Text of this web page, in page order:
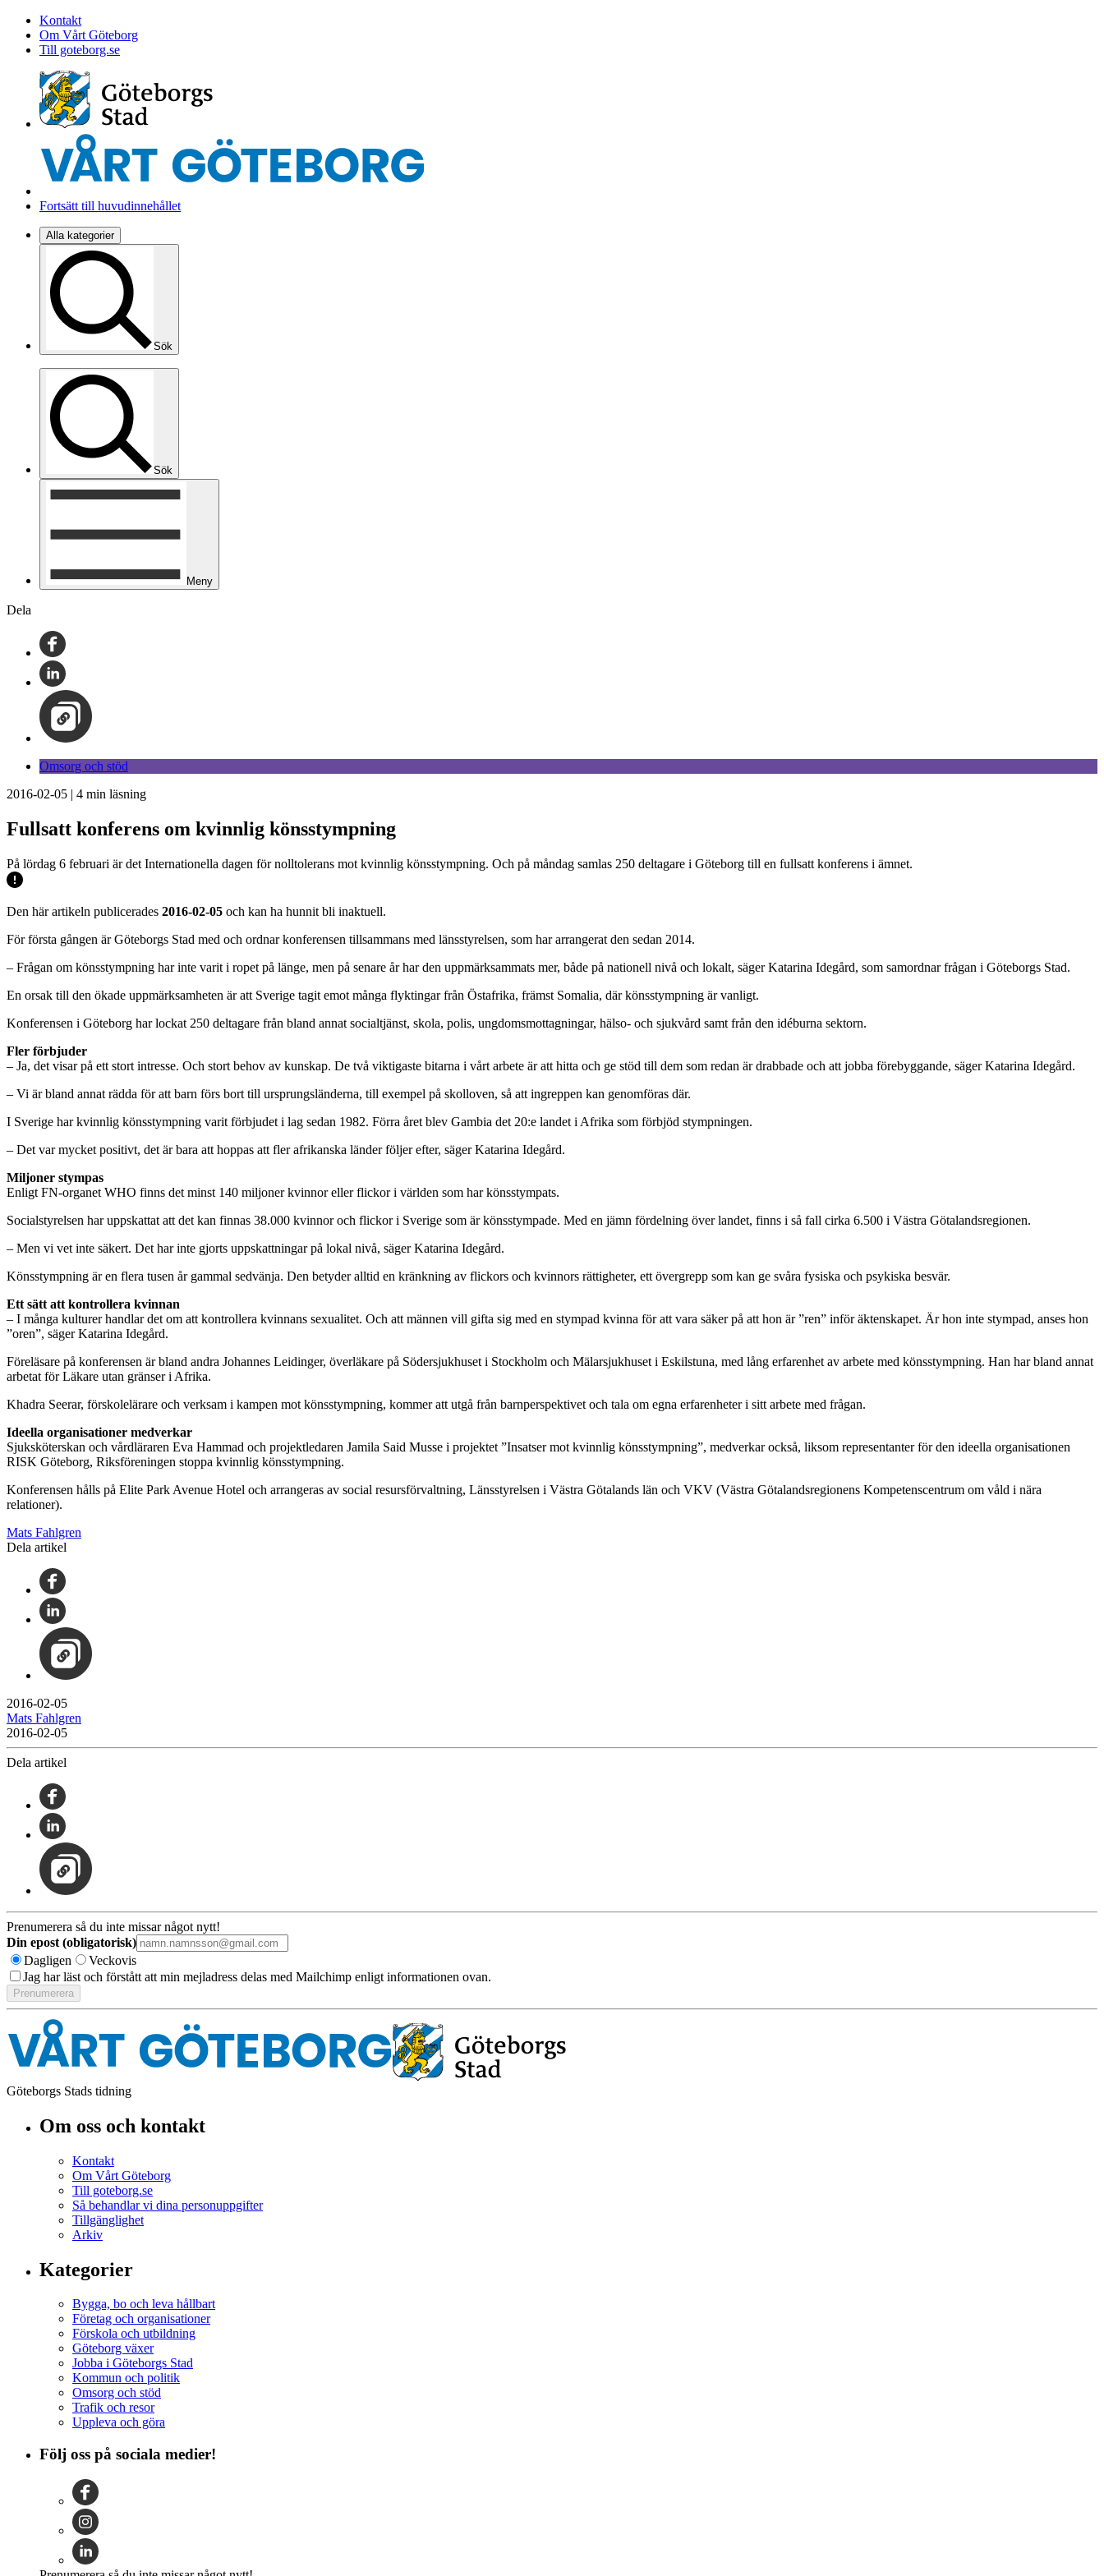
Kontakt
Om Vårt Göteborg
Till goteborg.se
Fortsätt till huvudinnehållet
Alla kategorier
Sök
Sök
Meny
Dela
Omsorg och stöd
2016-02-05 | 4 min läsning
Fullsatt konferens om kvinnlig könsstympning
På lördag 6 februari är det Internationella dagen för nolltolerans mot kvinnlig könsstympning. Och på måndag samlas 250 deltagare i Göteborg till en fullsatt konferens i ämnet.
Den här artikeln publicerades 2016-02-05 och kan ha hunnit bli inaktuell.
För första gången är Göteborgs Stad med och ordnar konferensen tillsammans med länsstyrelsen, som har arrangerat den sedan 2014.
– Frågan om könsstympning har inte varit i ropet på länge, men på senare år har den uppmärksammats mer, både på nationell nivå och lokalt, säger Katarina Idegård, som samordnar frågan i Göteborgs Stad.
En orsak till den ökade uppmärksamheten är att Sverige tagit emot många flyktingar från Östafrika, främst Somalia, där könsstympning är vanligt.
Konferensen i Göteborg har lockat 250 deltagare från bland annat socialtjänst, skola, polis, ungdomsmottagningar, hälso- och sjukvård samt från den idéburna sektorn.
Fler förbjuder
– Ja, det visar på ett stort intresse. Och stort behov av kunskap. De två viktigaste bitarna i vårt arbete är att hitta och ge stöd till dem som redan är drabbade och att jobba förebyggande, säger Katarina Idegård.
– Vi är bland annat rädda för att barn förs bort till ursprungsländerna, till exempel på skolloven, så att ingreppen kan genomföras där.
I Sverige har kvinnlig könsstympning varit förbjudet i lag sedan 1982. Förra året blev Gambia det 20:e landet i Afrika som förbjöd stympningen.
– Det var mycket positivt, det är bara att hoppas att fler afrikanska länder följer efter, säger Katarina Idegård.
Miljoner stympas
Enligt FN-organet WHO finns det minst 140 miljoner kvinnor eller flickor i världen som har könsstympats.
Socialstyrelsen har uppskattat att det kan finnas 38.000 kvinnor och flickor i Sverige som är könsstympade. Med en jämn fördelning över landet, finns i så fall cirka 6.500 i Västra Götalandsregionen.
– Men vi vet inte säkert. Det har inte gjorts uppskattningar på lokal nivå, säger Katarina Idegård.
Könsstympning är en flera tusen år gammal sedvänja. Den betyder alltid en kränkning av flickors och kvinnors rättigheter, ett övergrepp som kan ge svåra fysiska och psykiska besvär.
Ett sätt att kontrollera kvinnan
– I många kulturer handlar det om att kontrollera kvinnans sexualitet. Och att männen vill gifta sig med en stympad kvinna för att vara säker på att hon är ”ren” inför äktenskapet. Är hon inte stympad, anses hon
”oren”, säger Katarina Idegård.
Föreläsare på konferensen är bland andra Johannes Leidinger, överläkare på Södersjukhuset i Stockholm och Mälarsjukhuset i Eskilstuna, med lång erfarenhet av arbete med könsstympning. Han har bland annat
arbetat för Läkare utan gränser i Afrika.
Khadra Seerar, förskolelärare och verksam i kampen mot könsstympning, kommer att utgå från barnperspektivet och tala om egna erfarenheter i sitt arbete med frågan.
Ideella organisationer medverkar
Sjuksköterskan och vårdläraren Eva Hammad och projektledaren Jamila Said Musse i projektet ”Insatser mot kvinnlig könsstympning”, medverkar också, liksom representanter för den ideella organisationen
RISK Göteborg, Riksföreningen stoppa kvinnlig könsstympning.
Konferensen hålls på Elite Park Avenue Hotel och arrangeras av social resursförvaltning, Länsstyrelsen i Västra Götalands län och VKV (Västra Götalandsregionens Kompetenscentrum om våld i nära
relationer).
Mats Fahlgren
Dela artikel
2016-02-05
Mats Fahlgren
2016-02-05
Dela artikel
Prenumerera så du inte missar något nytt!
Din epost (obligatorisk)
Dagligen
Veckovis
Jag har läst och förstått att min mejladress delas med Mailchimp enligt informationen ovan.
Göteborgs Stads tidning
Om oss och kontakt
Kontakt
Om Vårt Göteborg
Till goteborg.se
Så behandlar vi dina personuppgifter
Tillgänglighet
Arkiv
Kategorier
Bygga, bo och leva hållbart
Företag och organisationer
Förskola och utbildning
Göteborg växer
Jobba i Göteborgs Stad
Kommun och politik
Omsorg och stöd
Trafik och resor
Uppleva och göra
Följ oss på sociala medier!